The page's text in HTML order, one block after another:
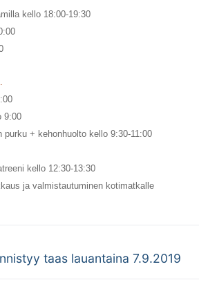
kello 18:00-19:30
9:00
purku + kehonhuolto kello 9:30-11:00
kello 12:30-13:30
ja valmistautuminen kotimatkalle
taas lauantaina 7.9.2019